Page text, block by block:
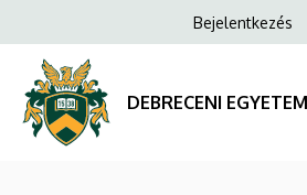
DEBRECENI
EGYETEM
a
tartalomra
Anonim
menüje
Bejelentkezés
DEBRECENI EGYETEM